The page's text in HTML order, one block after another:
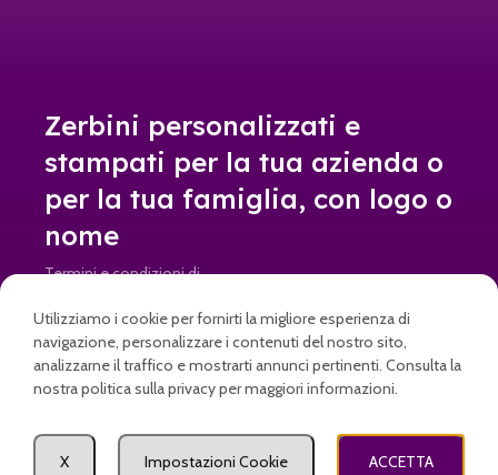
Zerbini personalizzati e
stampati per la tua azienda o
per la tua famiglia, con logo o
nome
Termini e condizioni di
Resi e rimborsi
info@doormad.it • Partita IVA: IT04645820269
Utilizziamo i cookie per fornirti la migliore esperienza di
navigazione, personalizzare i contenuti del nostro sito,
analizzarne il traffico e mostrarti annunci pertinenti. Consulta la
nostra politica sulla privacy per maggiori informazioni.
ACCETTA
Impostazioni Cookie
X Come posso aiutarti?